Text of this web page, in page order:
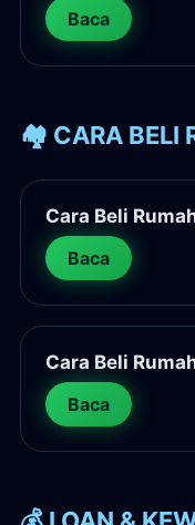
Baca
🏘️ CARA BELI
Cara Beli
Baca
Cara Beli
Baca